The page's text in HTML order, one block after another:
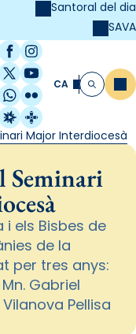
Santoral del dia
SAVA
Facebook
Instagram
X / Twitter
YouTube
WhatsApp
Flickr
Radio Estel
Catalunya
CA Cerca
Major Interdiocesà
Seminari
i els Bisbes de
de la
per tres anys:
Gabriel
Pellisa